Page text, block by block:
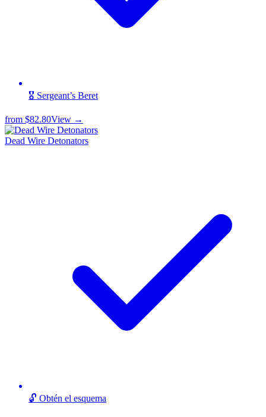
🎖️ Sergeant’s Beret
from $82.80View →
Dead Wire Detonators
🔓 Obtén el esquema